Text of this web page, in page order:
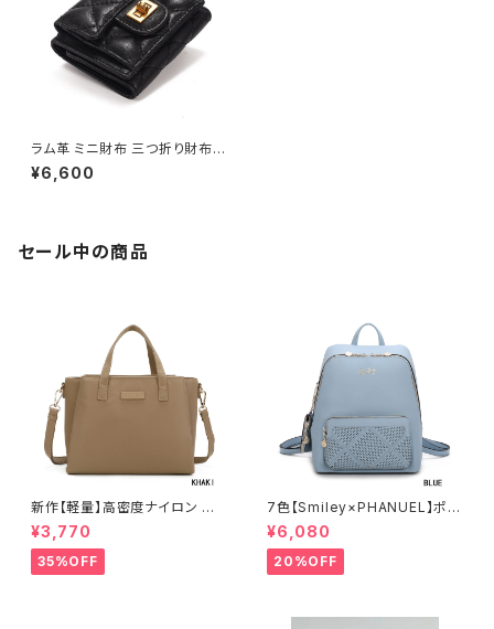
ラム革 ミニ財布 三つ折り財布
本革 レディース ミニウォレット
コンパクト 21010003
¥6,600
セール中の商品
新作【軽量】高密度ナイロン 撥
水加工 三層式 トート 肩がけ シ
ョルダー 2WAY 出勤 A6206-2
¥3,770
35%OFF
7色【Smiley×PHANUEL】ポー
チ付 リュックサック リュックレデ
ィース カジュアル おしゃれ 通学
旅行 A8937-1
¥6,080
20%OFF